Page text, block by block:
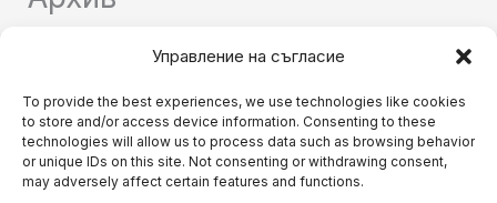
Управление на съгласие
To provide the best experiences, we use technologies like cookies
to store and/or access device information. Consenting to these
technologies will allow us to process data such as browsing behavior
or unique IDs on this site. Not consenting or withdrawing consent,
may adversely affect certain features and functions.
Няма архиви за показване.
Категории